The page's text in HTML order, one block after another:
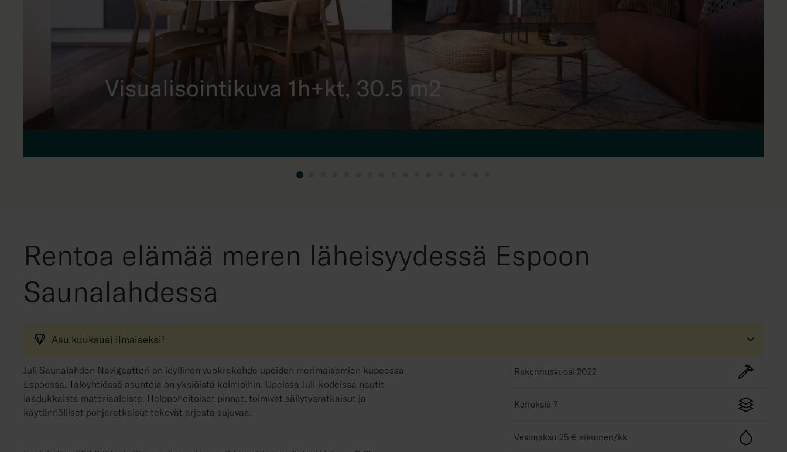
Rentoa elämää meren läheisyydessä Espoon
Saunalahdessa
Asu kuukausi ilmaiseksi!
Juli Saunalahden Navigaattori on idyllinen vuokrakohde upeiden merimaisemien kupeessa
Espoossa. Taloyhtiössä asuntoja on yksiöistä kolmioihin. Upeissa Juli-kodeissa nautit
laadukkaista materiaaleista. Helppohoitoiset pinnat, toimivat säilytysratkaisut ja
käytännölliset pohjaratkaisut tekevät arjesta sujuvaa.
Rakennusvuosi 2022
Kerroksia 7
Vesimaksu 25 € aikuinen/kk